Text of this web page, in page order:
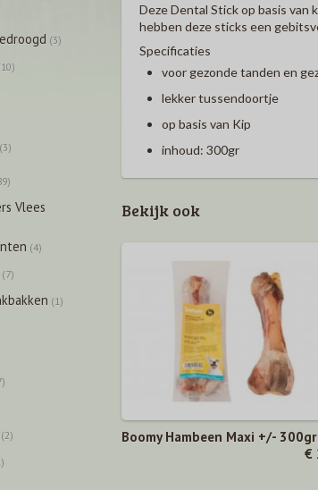
Deze Dental Stick op basis
hebben deze sticks een
Specificaties
voor gezonde tanden en
lekker tussendoortje
op basis van Kip
inhoud: 300gr
Bekijk ook
Boomy Hambeen Maxi +/- 300gr
€
(3)
(3)
Vlees
(4)
(7)
(1)
(2)